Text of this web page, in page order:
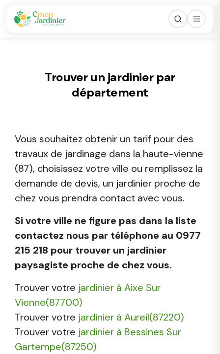
Trouver un jardinier par
département
Vous souhaitez obtenir un tarif pour des
travaux de jardinage dans la haute-vienne
(87), choisissez votre ville ou remplissez la
demande de devis, un jardinier proche de
chez vous prendra contact avec vous.
Si votre ville ne figure pas dans la liste
contactez nous par téléphone au 0977
215 218 pour trouver un jardinier
paysagiste proche de chez vous.
Trouver votre jardinier à Aixe Sur
Vienne(87700)
Trouver votre jardinier à Aureil(87220)
Trouver votre jardinier à Bessines Sur
Gartempe(87250)